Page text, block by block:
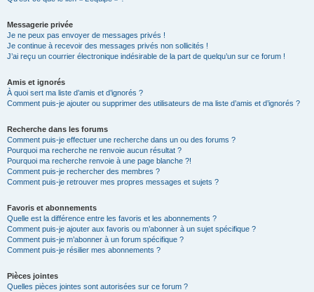
Messagerie privée
Je ne peux pas envoyer de messages privés !
Je continue à recevoir des messages privés non sollicités !
J’ai reçu un courrier électronique indésirable de la part de quelqu’un sur ce forum !
Amis et ignorés
À quoi sert ma liste d’amis et d’ignorés ?
Comment puis-je ajouter ou supprimer des utilisateurs de ma liste d’amis et d’ignorés ?
Recherche dans les forums
Comment puis-je effectuer une recherche dans un ou des forums ?
Pourquoi ma recherche ne renvoie aucun résultat ?
Pourquoi ma recherche renvoie à une page blanche ?!
Comment puis-je rechercher des membres ?
Comment puis-je retrouver mes propres messages et sujets ?
Favoris et abonnements
Quelle est la différence entre les favoris et les abonnements ?
Comment puis-je ajouter aux favoris ou m’abonner à un sujet spécifique ?
Comment puis-je m’abonner à un forum spécifique ?
Comment puis-je résilier mes abonnements ?
Pièces jointes
Quelles pièces jointes sont autorisées sur ce forum ?